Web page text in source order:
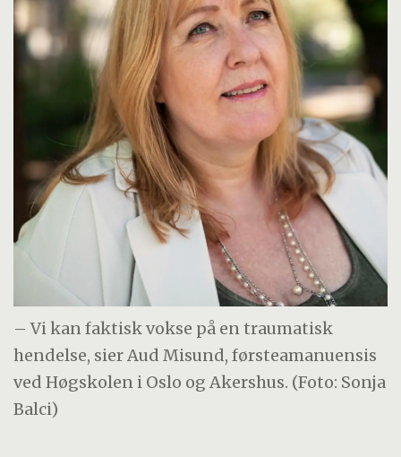
– Vi kan faktisk vokse på en traumatisk
hendelse, sier Aud Misund, førsteamanuensis
ved Høgskolen i Oslo og Akershus. (Foto: Sonja
Balci)